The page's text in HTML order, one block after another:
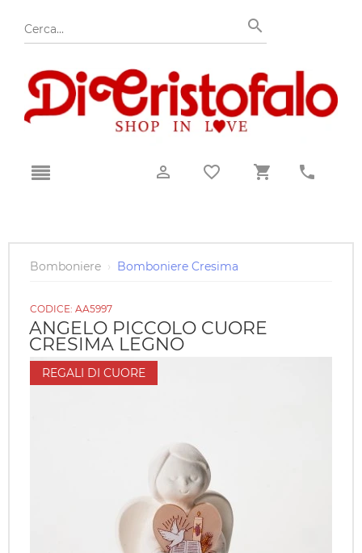
Bomboniere › Bomboniere Cresima
CODICE: AA5997
ANGELO PICCOLO CUORE
CRESIMA LEGNO
REGALI DI CUORE